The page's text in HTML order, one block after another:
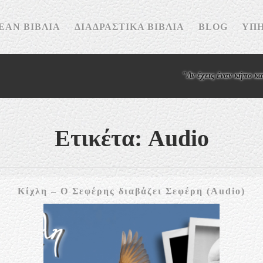
ΒΙΒΛΊΑ ΔΙΑΔΡΑΣΤΙΚΆ ΒΙΒΛΊΑ BLOG
"Αν έχεις έναν κήπο και μια
Ετικέτα:Audio
Κίχλη – Ο Σεφέρης διαβάζει Σεφέρη (Audio)
Ο